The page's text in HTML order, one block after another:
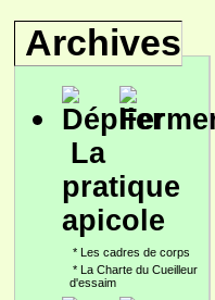
Archives
La
pratique
apicole
* Les cadres de corps
* La Charte du Cueilleur
d'essaim